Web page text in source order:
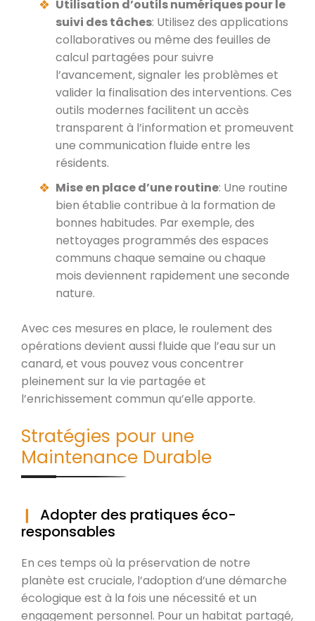
Utilisation d’outils numériques pour le
suivi des tâches: Utilisez des applications
collaboratives ou même des feuilles de
calcul partagées pour suivre
l’avancement, signaler les problèmes et
valider la finalisation des interventions. Ces
outils modernes facilitent un accès
transparent à l’information et promeuvent
une communication fluide entre les
résidents.
Mise en place d’une routine: Une routine
bien établie contribue à la formation de
bonnes habitudes. Par exemple, des
nettoyages programmés des espaces
communs chaque semaine ou chaque
mois deviennent rapidement une seconde
nature.
Avec ces mesures en place, le roulement des
opérations devient aussi fluide que l’eau sur un
canard, et vous pouvez vous concentrer
pleinement sur la vie partagée et
l’enrichissement commun qu’elle apporte.
Stratégies pour une
Maintenance Durable
Adopter des pratiques éco-
responsables
En ces temps où la préservation de notre
planète est cruciale, l’adoption d’une démarche
écologique est à la fois une nécessité et un
engagement personnel. Pour un habitat partagé,